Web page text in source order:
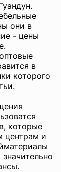
они в
- цены
в
которого
, которые
центрам и